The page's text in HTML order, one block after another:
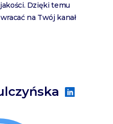
Dzięki temu
na Twój kanał